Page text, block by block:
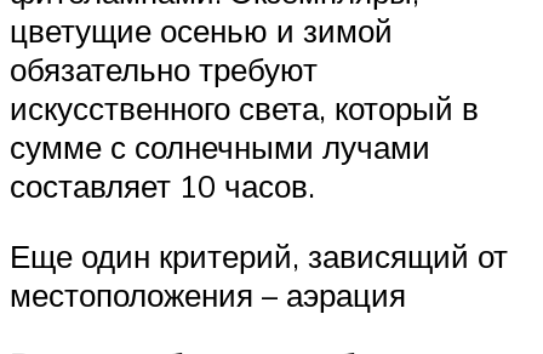
цветущие осенью и зимой
обязательно требуют
искусственного света, который в
сумме с солнечными лучами
составляет 10 часов.
Еще один критерий, зависящий от
местоположения – аэрация